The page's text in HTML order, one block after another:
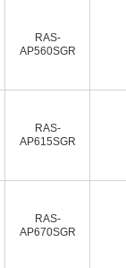
RAS-
AP560SGR
RAS-
AP615SGR
RAS-
AP670SGR